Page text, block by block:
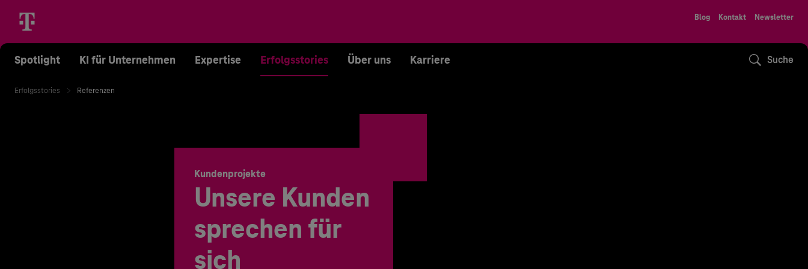
Blog Kontakt Newsletter
Spotlight KI für Unternehmen Expertise Erfolgsstories Über uns Karriere Suche
Erfolgsstories Referenzen
Kundenprojekte
Unsere Kunden
sprechen für
sich